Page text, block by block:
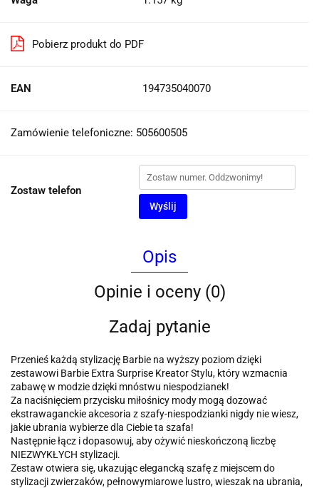
Pobierz produkt do PDF
EAN 194735040070
Zamówienie telefoniczne: 505600505
Zostaw telefon
Wyślij
Opis
Opinie i oceny (0)
Zadaj pytanie
Przenieś każdą stylizację Barbie na wyższy poziom dzięki
zestawowi Barbie Extra Surprise Kreator Stylu, który wzmacnia
zabawę w modzie dzięki mnóstwu niespodzianek!
Za naciśnięciem przycisku miłośnicy mody mogą dozować
ekstrawaganckie akcesoria z szafy-niespodzianki nigdy nie wiesz,
jakie ubrania wybierze dla Ciebie ta szafa!
Następnie łącz i dopasowuj, aby ożywić nieskończoną liczbę
NIEZWYKŁYCH stylizacji.
Zestaw otwiera się, ukazując elegancką szafę z miejscem do
stylizacji zwierzaków, pełnowymiarowe lustro, wieszak na ubrania,